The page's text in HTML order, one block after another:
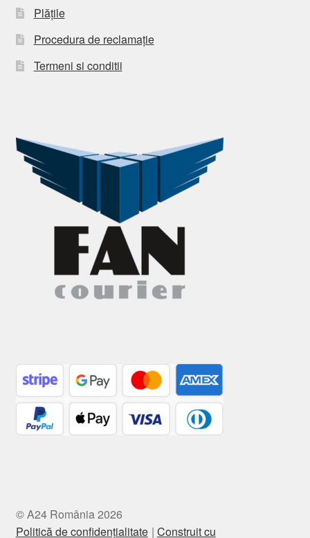
Plățile
Procedura de reclamație
Termeni si conditii
© A24 România 2026
Politică de confidențialitate Construit cu